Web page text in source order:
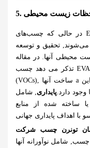
زیست محیطی
در حالی که چسب‌های EVA در مقایسه با برخی انواع چسب‌ها
می‌شوند, تحقیق و توسعه
محیطی آنها. در مقاله
تذکر می دهد چسب EVA با سطوح نسبتاً پایین ترکیبات آلی فرار
(VOCs), ساخت آنها a انتخاب بهتر برای عملکردهای پایدار. با این
دارد. پایداری , شامل
ساخته شده از منابع
چسب, شامل نوآورانه آنها